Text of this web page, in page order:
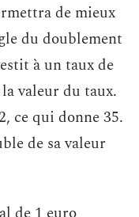
de mieux
du doublement
à un taux de
valeur du taux.
ce qui donne 35.
de sa valeur